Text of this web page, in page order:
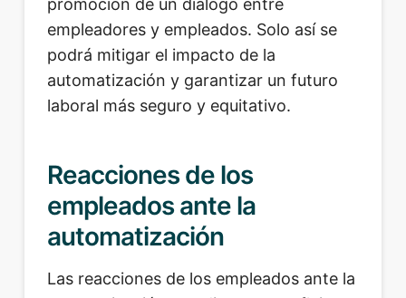
promoción de un diálogo entre
empleadores y empleados. Solo así se
podrá mitigar el impacto de la
automatización y garantizar un futuro
laboral más seguro y equitativo.
Reacciones de los
empleados ante la
automatización
Las reacciones de los empleados ante la